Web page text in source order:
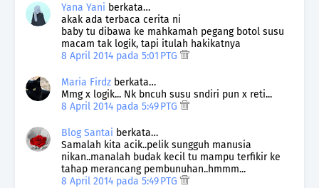
Yana Yani berkata…
akak ada terbaca cerita ni
baby tu dibawa ke mahkamah pegang botol susu
macam tak logik, tapi itulah hakikatnya
8 April 2014 pada 5:01 PTG
Maria Firdz berkata…
Mmg x logik... Nk bncuh susu sndiri pun x reti...
8 April 2014 pada 5:49 PTG
Blog Santai berkata…
Samalah kita acik..pelik sungguh manusia
nikan..manalah budak kecil tu mampu terfikir ke
tahap merancang pembunuhan..hmmm...
8 April 2014 pada 5:49 PTG